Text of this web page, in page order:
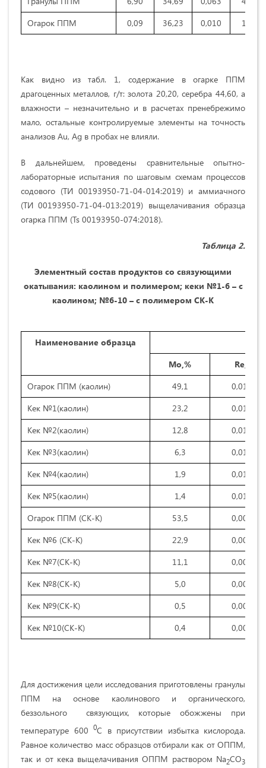
Огарок ППМ
0,09 36,23 0,010 1,57
Как видно из табл. 1, содержание в огарке ППМ
драгоценных металлов, г/т: золота 20,20, серебра 44,60, а
влажности – незначительно и в расчетах пренебрежимо
мало, остальные контролируемые элементы на точность
анализов Au, Ag в пробах не влияли.
В дальнейшем, проведены сравнительные опытно-
лабораторные испытания по шаговым схемам процессов
содового (ТИ 00193950-71-04-014:2019) и аммиачного
(ТИ 00193950-71-04-013:2019) выщелачивания образца
огарка ППМ (Ts 00193950-074:2018).
Таблица 2.
Элементный состав продуктов со связующими
окатывания: каолином и полимером; кеки №1-6 – с
каолином; №6-10 – с полимером СК-К
Наименование образца
Mo,%
Re,%
Огарок ППМ (каолин)
49,1
0,0153
Кек №1(каолин)
23,2
0,0155
Кек №2(каолин)
12,8
0,0147
Кек №3(каолин)
6,3
0,0152
Кек №4(каолин)
1,9
0,0156
Кек №5(каолин)
1,4
0,0163
Огарок ППМ (СК-K)
53,5
0,0009
Кек №6 (СК-K)
22,9
0,0007
Кек №7(СК-K)
11,1
0,0009
Кек №8(СК-K)
5,0
0,0008
Кек №9(СК-K)
0,5
0,0007
Кек №10(СК-K)
0,4 0,0008
Для достижения цели исследования приготовлены гранулы
ППМ на основе каолинового и органического,
беззольного связующих, которые обожжены при
температуре 600 0С в присутствии избытка кислорода.
Равное количество масс образцов отбирали как от ОППМ,
так и от кека выщелачивания ОППМ раствором Na2CO3